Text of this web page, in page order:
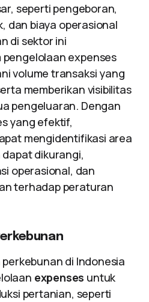
seperti pengeboran,
dan biaya operasional
di sektor ini
expenses
volume transaksi yang
memberikan visibilitas
pengeluaran. Dengan
yang efektif,
mengidentifikasi area
dikurangi,
operasional, dan
terhadap peraturan
di Indonesia
expenses untuk
pertanian, seperti